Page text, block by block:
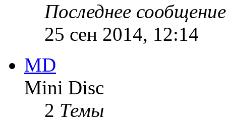
Последнее сообщение
25 сен 2014, 12:14
MD
Mini Disc
2 Темы